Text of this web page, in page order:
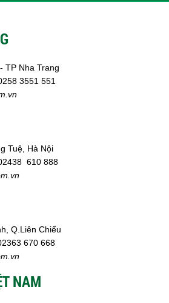
TP Nha Trang
3551 551
Tuệ, Hà Nội
610 888
Q.Liên Chiểu
363 670 668
NAM